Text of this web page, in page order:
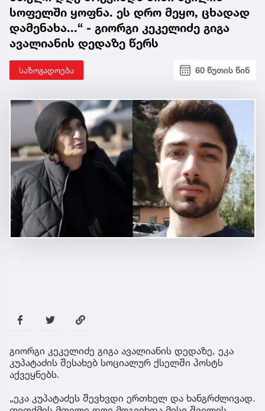
სოფელში ყოფნა. ეს დრო მეყო, ცხადად
დამენახა...“ - გიორგი კეკელიძე გიგა
ავალიანის დედაზე წერს
საზოგადოება 60 წუთის წინ
გიორგი კეკელიძე გიგა ავალიანის დედაზე, ეკა
კუპატაძის შესახებ სოციალურ ქსელში პოსტს
აქვეყნებს.
„ეკა კუპატაძეს შევხვდი ერთხელ და ხანგრძლივად.